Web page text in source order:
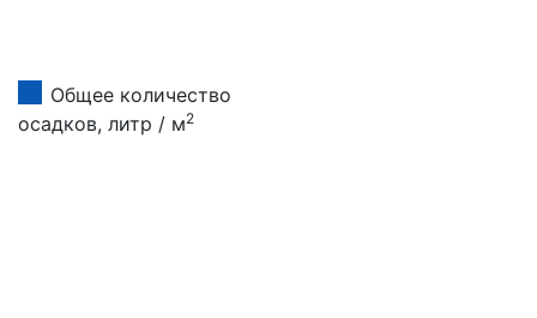
Общее количество
осадков, литр / м2